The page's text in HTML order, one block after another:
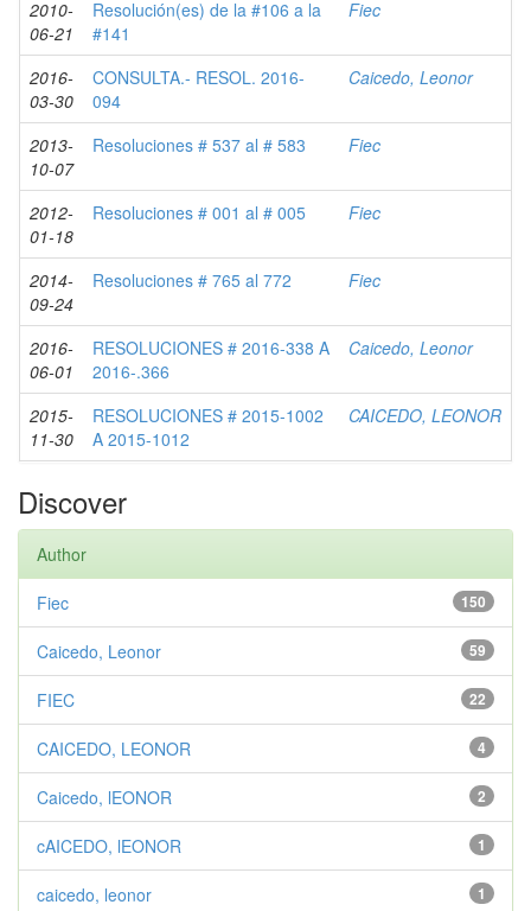
2010-
06-21
Resolución(es) de la #106 a la
#141
Fiec
2016-
03-30
CONSULTA.- RESOL. 2016-
094
Caicedo, Leonor
2013-
10-07
Resoluciones # 537 al # 583 Fiec
2012-
01-18
Resoluciones # 001 al # 005 Fiec
2014-
09-24
Resoluciones # 765 al 772 Fiec
2016-
06-01
RESOLUCIONES # 2016-338 A
2016-.366
Caicedo, Leonor
2015-
11-30
RESOLUCIONES # 2015-1002
A 2015-1012
CAICEDO, LEONOR
Discover
Author
150
Fiec
59
Caicedo, Leonor
22
FIEC
4
CAICEDO, LEONOR
2
Caicedo, lEONOR
1
cAICEDO, lEONOR
1
caicedo, leonor